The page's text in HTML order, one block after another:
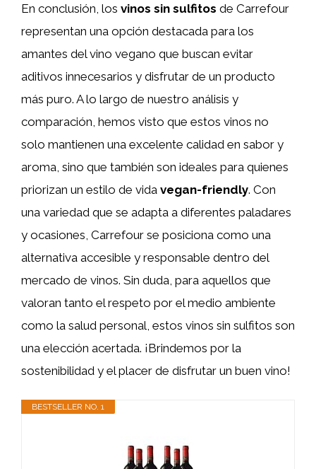
En conclusión, los vinos sin sulfitos de Carrefour
representan una opción destacada para los
amantes del vino vegano que buscan evitar
aditivos innecesarios y disfrutar de un producto
más puro. A lo largo de nuestro análisis y
comparación, hemos visto que estos vinos no
solo mantienen una excelente calidad en sabor y
aroma, sino que también son ideales para quienes
priorizan un estilo de vida vegan-friendly. Con
una variedad que se adapta a diferentes paladares
y ocasiones, Carrefour se posiciona como una
alternativa accesible y responsable dentro del
mercado de vinos. Sin duda, para aquellos que
valoran tanto el respeto por el medio ambiente
como la salud personal, estos vinos sin sulfitos son
una elección acertada. ¡Brindemos por la
sostenibilidad y el placer de disfrutar un buen vino!
BESTSELLER NO. 1